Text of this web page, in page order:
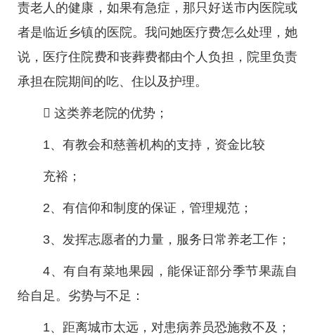
责老人的健康，如果有急症，那只好送市内医院或
者是临近乡镇的医院。我问她医疗费怎么处理，她
说，医疗住院费和丧葬费都由个人负担，院里负责
承担在院期间的吃、住以及护理。
 这类养老院的优势；
1、有教会和慈善机构的支持，资金比较
充裕；
2、有信仰和制度的保证，管理规范；
3、发挥志愿者的力量，服务日常养老工作；
4、有自有菜地果园，能保证部分季节果蔬自
给自足。 劣势与不足：
1、距离城市太远，对患病养员恐施救不及；